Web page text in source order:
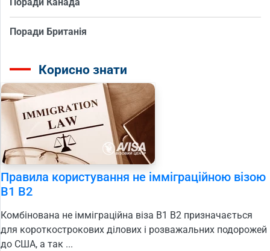
Поради Британія
Корисно знати
Правила користування не імміграційною візою
B1 B2
Комбінована не імміграційна віза B1 B2 призначається
для короткострокових ділових і розважальних подорожей
до США, а так ...